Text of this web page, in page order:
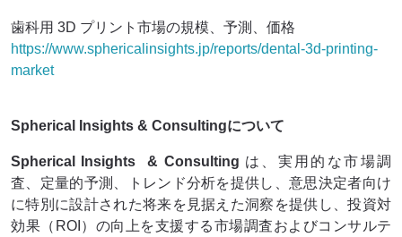
歯科用 3D プリント市場の規模、予測、価格
https://www.sphericalinsights.jp/reports/dental-3d-printing-
market
Spherical Insights & Consultingについて
Spherical Insights & Consulting は、実用的な市場調
査、定量的予測、トレンド分析を提供し、意思決定者向け
に特別に設計された将来を見据えた洞察を提供し、投資対
効果（ROI）の向上を支援する市場調査およびコンサルテ